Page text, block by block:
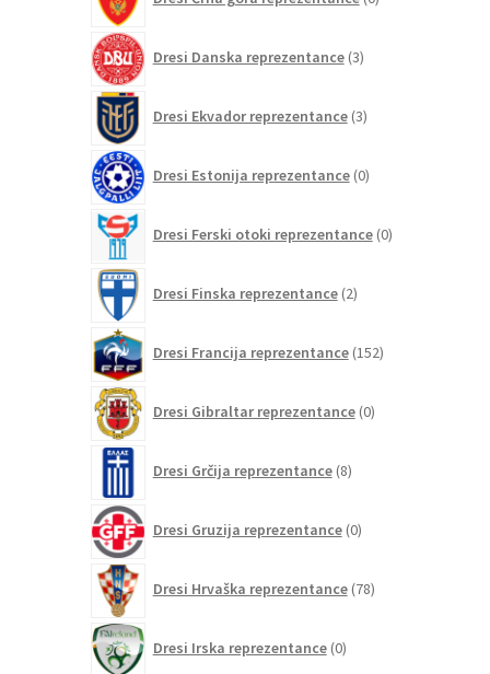
izdelkov
Dresi Danska reprezentance 3izdelki
Dresi Ekvador reprezentance 3izdelki
Dresi Estonija reprezentance 0izdelkov
Dresi Ferski otoki reprezentance 0izdelkov
Dresi Finska reprezentance 2izdelka
Dresi Francija reprezentance 152izdelkov
Dresi Gibraltar reprezentance 0izdelkov
Dresi Grčija reprezentance 8izdelkov
Dresi Gruzija reprezentance 0izdelkov
Dresi Hrvaška reprezentance 78izdelkov
Dresi Irska reprezentance 0izdelkov